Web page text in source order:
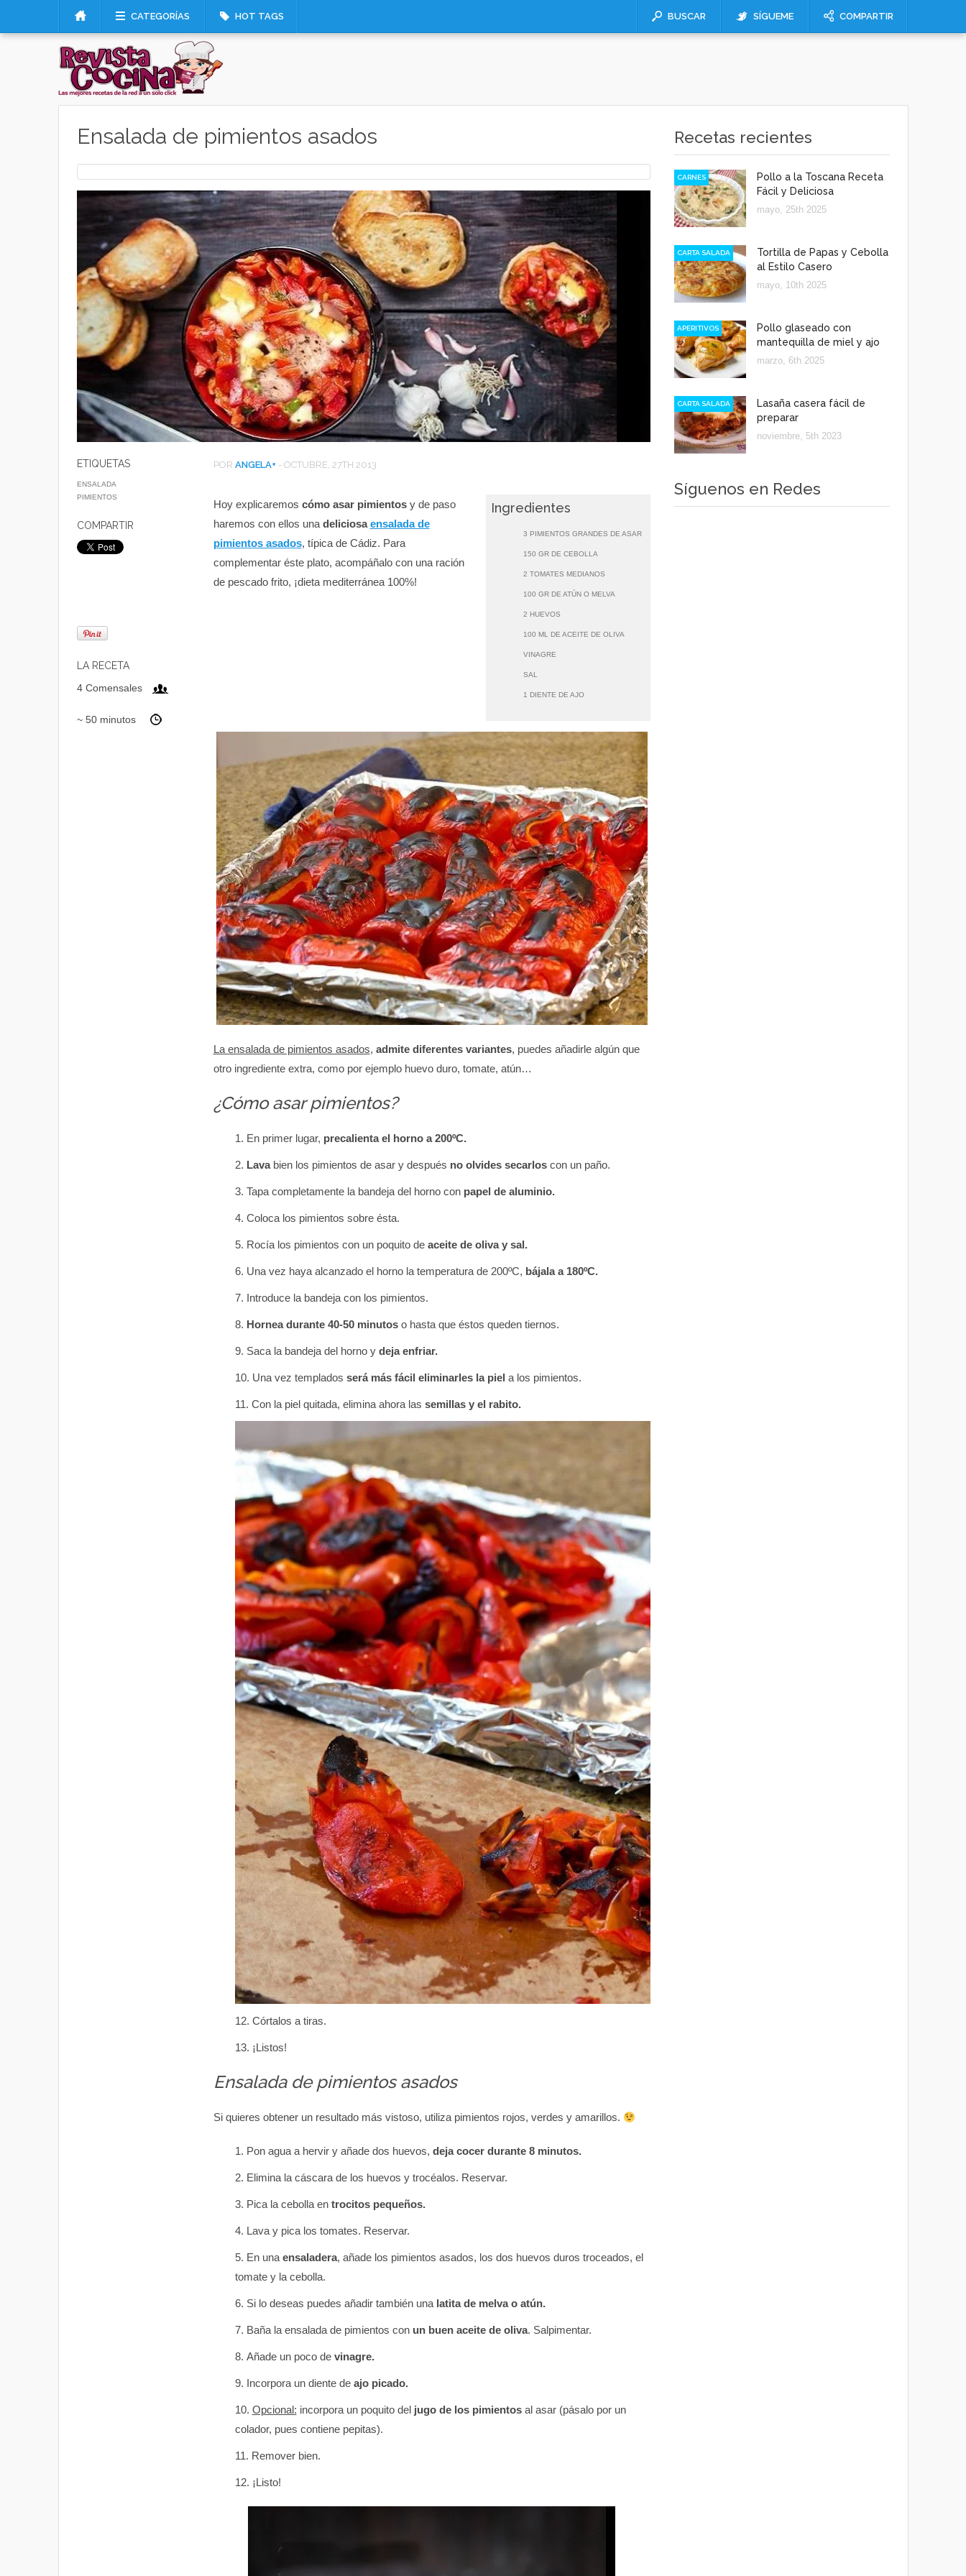
CATEGORÍAS HOT TAGS BUSCAR SÍGUEME COMPARTIR
Ensalada de pimientos asados
ETIQUETAS
ENSALADA
PIMIENTOS
COMPARTIR
LA RECETA
4 Comensales
~ 50 minutos
POR ANGELA+ - OCTUBRE, 27TH 2013
Ingredientes
3 PIMIENTOS GRANDES DE ASAR
150 GR DE CEBOLLA
2 TOMATES MEDIANOS
100 GR DE ATÚN O MELVA
2 HUEVOS
100 ML DE ACEITE DE OLIVA
VINAGRE
SAL
1 DIENTE DE AJO
Hoy explicaremos cómo asar pimientosy de paso
haremos con ellos una deliciosaensalada de
pimientos asados, típica de Cádiz. Para
complementar éste plato, acompáñalo con una ración
de pescado frito, ¡dieta mediterránea 100%!
La ensalada de pimientos asados, admite diferentes variantes, puedes añadirle algún que
otro ingrediente extra, como por ejemplo huevo duro, tomate, atún…
¿Cómo asar pimientos?
En primer lugar, precalienta el horno a 200ºC.
Lavabien los pimientos de asar y después no olvides secarloscon un paño.
Tapa completamente la bandeja del horno con papel de aluminio.
Coloca los pimientos sobre ésta.
Rocía los pimientos con un poquito deaceite de oliva y sal.
Una vez haya alcanzado el horno la temperatura de 200ºC, bájala a 180ºC.
Introduce la bandeja con los pimientos.
Hornea durante 40-50 minutoso hasta que éstos queden tiernos.
Saca la bandeja del horno y deja enfriar.
Una vez templados será más fácil eliminarles la piel a los pimientos.
Con la piel quitada, elimina ahora las semillas y el rabito.
Córtalos a tiras.
¡Listos!
Ensalada de pimientos asados
Si quieres obtener un resultado más vistoso, utiliza pimientos rojos, verdes y amarillos.
Pon agua a hervir y añade dos huevos, deja cocer durante 8 minutos.
Elimina la cáscara de los huevos y trocéalos. Reservar.
Pica la cebolla en trocitos pequeños.
Lava y pica los tomates. Reservar.
En una ensaladera, añade los pimientos asados, los dos huevos duros troceados, el
tomate y la cebolla.
Si lo deseas puedes añadir también una latita de melva o atún.
Baña la ensalada de pimientos con un buen aceite de oliva. Salpimentar.
Añade un poco de vinagre.
Incorpora un diente deajo picado.
Opcional: incorpora un poquito del jugo de los pimientosal asar (pásalo por un
colador, pues contiene pepitas).
Remover bien.
¡Listo!
Recetas recientes
Pollo a la Toscana Receta
Fácil y Deliciosa
CARNES
mayo, 25th 2025
Tortilla de Papas y Cebolla
al Estilo Casero
CARTA SALADA
mayo, 10th 2025
Pollo glaseado con
mantequilla de miel y ajo
APERITIVOS
marzo, 6th 2025
Lasaña casera fácil de
preparar
CARTA SALADA
noviembre, 5th 2023
Síguenos en Redes